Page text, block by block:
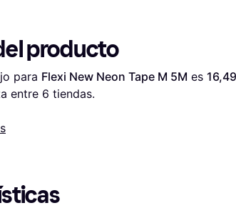
producto
para Flexi New Neon Tape M 5M es
entre 6 tiendas.